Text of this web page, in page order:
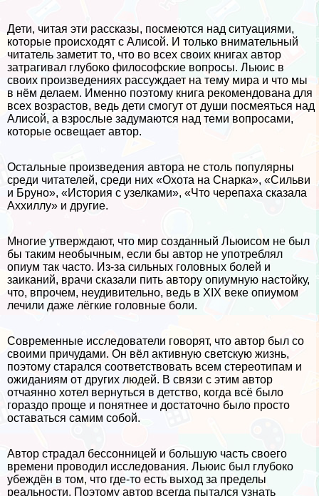
Дети, читая эти рассказы, посмеются над ситуациями,
которые происходят с Алисой. И только внимательный
читатель заметит то, что во всех своих книгах автор
затрагивал глубоко философские вопросы. Льюис в
своих произведениях рассуждает на тему мира и что мы
в нём делаем. Именно поэтому книга рекомендована для
всех возрастов, ведь дети смогут от души посмеяться над
Алисой, а взрослые задумаются над теми вопросами,
которые освещает автор.
Остальные произведения автора не столь популярны
среди читателей, среди них «Охота на Снарка», «Сильви
и Бруно», «История с узелками», «Что черепаха сказала
Аххиллу» и другие.
Многие утверждают, что мир созданный Льюисом не был
бы таким необычным, если бы автор не употрeблял
опиум так часто. Из-за сильных головных болей и
заиканий, врачи сказали пить автору опиумную настойку,
что, впрочем, неудивительно, ведь в XIX веке опиумом
лечили даже лёгкие головные боли.
Современные исследователи говорят, что автор был со
своими причудами. Он вёл активную светскую жизнь,
поэтому старался соответствовать всем стереотипам и
ожиданиям от других людей. В связи с этим автор
отчаянно хотел вернуться в детство, когда всё было
гораздо проще и понятнее и достаточно было просто
оставаться самим собой.
Автор страдал бессонницей и большую часть своего
времени проводил исследования. Льюис был глубоко
убеждён в том, что где-то есть выход за пределы
реальности. Поэтому автор всегда пытался узнать